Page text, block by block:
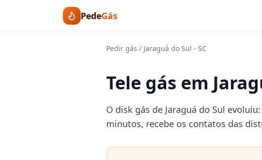
PedeGás
Pedir gás / Jaraguá do Sul - SC
Tele gás em
O disk gás de Jaraguá do Sul
minutos, recebe os contatos das